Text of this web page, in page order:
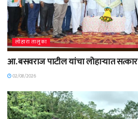
लोहारा तालुका
आ. बसवराज पाटील यांचा लोहाऱ्यात सत्कार
02/08/2026